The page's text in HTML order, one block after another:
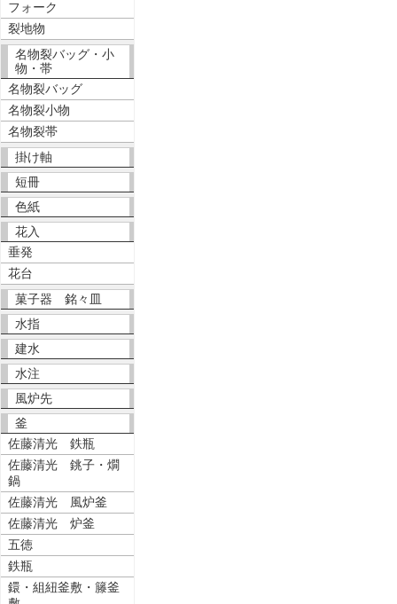
フォーク
裂地物
名物裂バッグ・小
物・帯
名物裂バッグ
名物裂小物
名物裂帯
掛け軸
短冊
色紙
花入
垂発
花台
菓子器 銘々皿
水指
建水
水注
風炉先
釜
佐藤清光 鉄瓶
佐藤清光 銚子・燗
鍋
佐藤清光 風炉釜
佐藤清光 炉釜
五徳
鉄瓶
鐶・組紐釜敷・籐釜